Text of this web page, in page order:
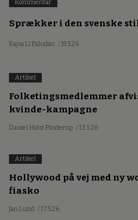
Kommentar
Sprækker i den svenske
Kajsa Li Paludan / 19.5.26
Artikel
Folketingsmedlemmer
kvinde-kampagne
Daniel Holst Pinderup / 13.5.26
Artikel
Hollywood på vej med ny
fiasko
Jan Lund / 17.5.26